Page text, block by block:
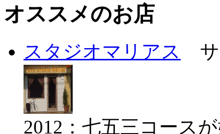
オススメのお店
スタジオマリアス サ
2012：七五三コース